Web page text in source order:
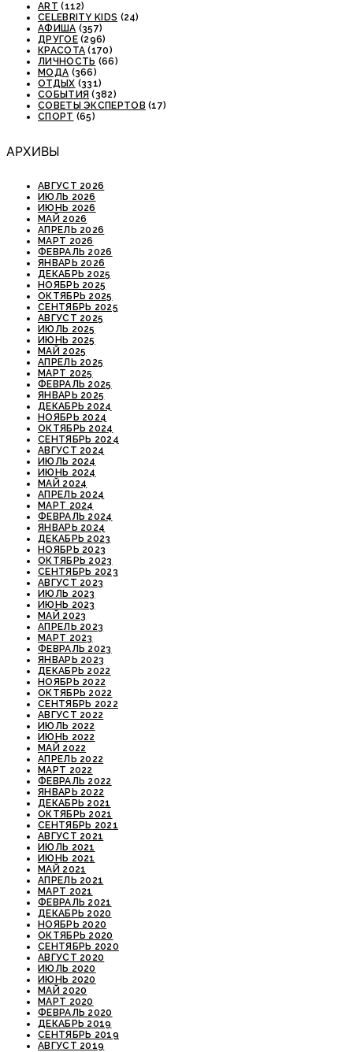
ART (112)
CELEBRITY KIDS (24)
АФИША (357)
ДРУГОЕ(296)
КРАСОТА (170)
ЛИЧНОСТЬ (66)
МОДА (366)
ОТДЫХ (331)
СОБЫТИЯ (382)
СОВЕТЫ ЭКСПЕРТОВ (17)
СПОРТ (65)
АРХИВЫ
АВГУСТ 2026
ИЮЛЬ 2026
ИЮНЬ 2026
МАЙ 2026
АПРЕЛЬ 2026
МАРТ 2026
ФЕВРАЛЬ 2026
ЯНВАРЬ 2026
ДЕКАБРЬ 2025
НОЯБРЬ 2025
ОКТЯБРЬ 2025
СЕНТЯБРЬ 2025
АВГУСТ 2025
ИЮЛЬ 2025
ИЮНЬ 2025
МАЙ 2025
АПРЕЛЬ 2025
МАРТ 2025
ФЕВРАЛЬ 2025
ЯНВАРЬ 2025
ДЕКАБРЬ 2024
НОЯБРЬ 2024
ОКТЯБРЬ 2024
СЕНТЯБРЬ 2024
АВГУСТ 2024
ИЮЛЬ 2024
ИЮНЬ 2024
МАЙ 2024
АПРЕЛЬ 2024
МАРТ 2024
ФЕВРАЛЬ 2024
ЯНВАРЬ 2024
ДЕКАБРЬ 2023
НОЯБРЬ 2023
ОКТЯБРЬ 2023
СЕНТЯБРЬ 2023
АВГУСТ 2023
ИЮЛЬ 2023
ИЮНЬ 2023
МАЙ 2023
АПРЕЛЬ 2023
МАРТ 2023
ФЕВРАЛЬ 2023
ЯНВАРЬ 2023
ДЕКАБРЬ 2022
НОЯБРЬ 2022
ОКТЯБРЬ 2022
СЕНТЯБРЬ 2022
АВГУСТ 2022
ИЮЛЬ 2022
ИЮНЬ 2022
МАЙ 2022
АПРЕЛЬ 2022
МАРТ 2022
ФЕВРАЛЬ 2022
ЯНВАРЬ 2022
ДЕКАБРЬ 2021
ОКТЯБРЬ 2021
СЕНТЯБРЬ 2021
АВГУСТ 2021
ИЮЛЬ 2021
ИЮНЬ 2021
МАЙ 2021
АПРЕЛЬ 2021
МАРТ 2021
ФЕВРАЛЬ 2021
ДЕКАБРЬ 2020
НОЯБРЬ 2020
ОКТЯБРЬ 2020
СЕНТЯБРЬ 2020
АВГУСТ 2020
ИЮЛЬ 2020
ИЮНЬ 2020
МАЙ 2020
МАРТ 2020
ФЕВРАЛЬ 2020
ДЕКАБРЬ 2019
СЕНТЯБРЬ 2019
АВГУСТ 2019